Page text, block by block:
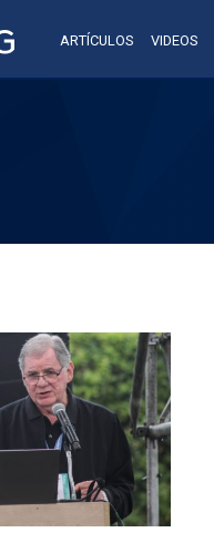
ARTÍCULOS VIDEOS